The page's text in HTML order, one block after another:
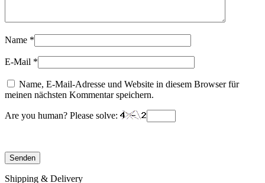
Name *
E-Mail *
Name, E-Mail-Adresse und Website in diesem Browser für
meinen nächsten Kommentar speichern.
Are you human? Please solve:
Shipping & Delivery